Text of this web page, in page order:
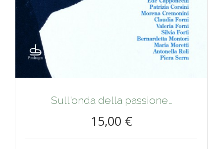
Sull'onda della passione…
15,00 €